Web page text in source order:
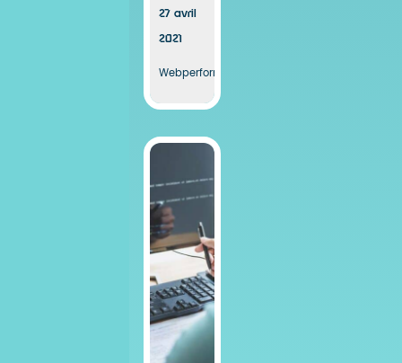
27 avril
2021
Webperformance